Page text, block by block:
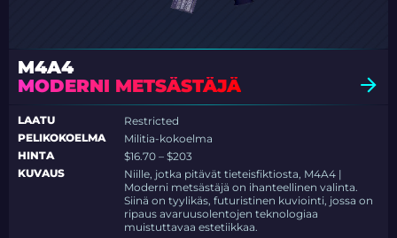
M4A4
MODERNI METSÄSTÄJÄ
LAATU
Restricted
PELIKOKOELMA
Militia-kokoelma
HINTA
$16.70 – $203
KUVAUS
Niille, jotka pitävät tieteisfiktiosta, M4A4 |
Moderni metsästäjä on ihanteellinen valinta.
Siinä on tyylikäs, futuristinen kuviointi, jossa on
ripaus avaruusolentojen teknologiaa
muistuttavaa estetiikkaa.